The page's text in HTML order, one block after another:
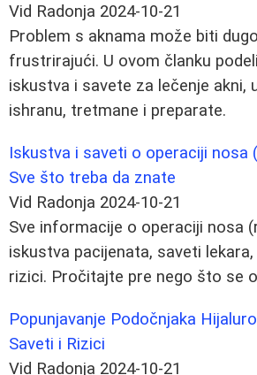
Vid Radonja 2024-10-21
Problem s aknama može biti
frustrirajući. U ovom članku
iskustva i savete za lečenje akni,
ishranu, tretmane i preparate.
Iskustva i saveti o operaciji nosa
Sve što treba da znate
Vid Radonja 2024-10-21
Sve informacije o operaciji nosa
iskustva pacijenata, saveti
rizici. Pročitajte pre nego što se
Popunjavanje Podočnjaka
Saveti i Rizici
Vid Radonja 2024-10-21